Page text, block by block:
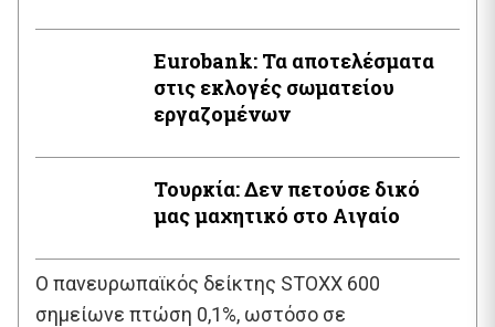
Εurobank: Τα αποτελέσματα
στις εκλογές σωματείου
εργαζομένων
Τουρκία: Δεν πετούσε δικό
μας μαχητικό στο Αιγαίο
Ο πανευρωπαϊκός δείκτης STOXX 600
σημείωνε πτώση 0,1%, ωστόσο σε